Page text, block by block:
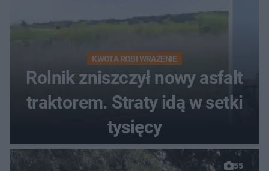
KWOTA ROBI WRAŻENIE
Rolnik zniszczył nowy asfalt
traktorem. Straty idą w setki
tysięcy
55